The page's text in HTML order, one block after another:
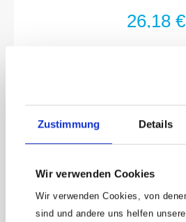
Zustimmung Details
Wir verwenden Cookies
Wir verwenden Cookies, von
sind und andere uns helfen
(kg): 0.43 kgAnzahl
26,18 €